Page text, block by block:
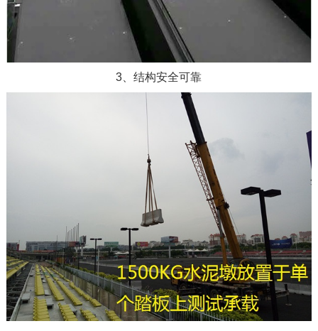
3、结构安全可靠